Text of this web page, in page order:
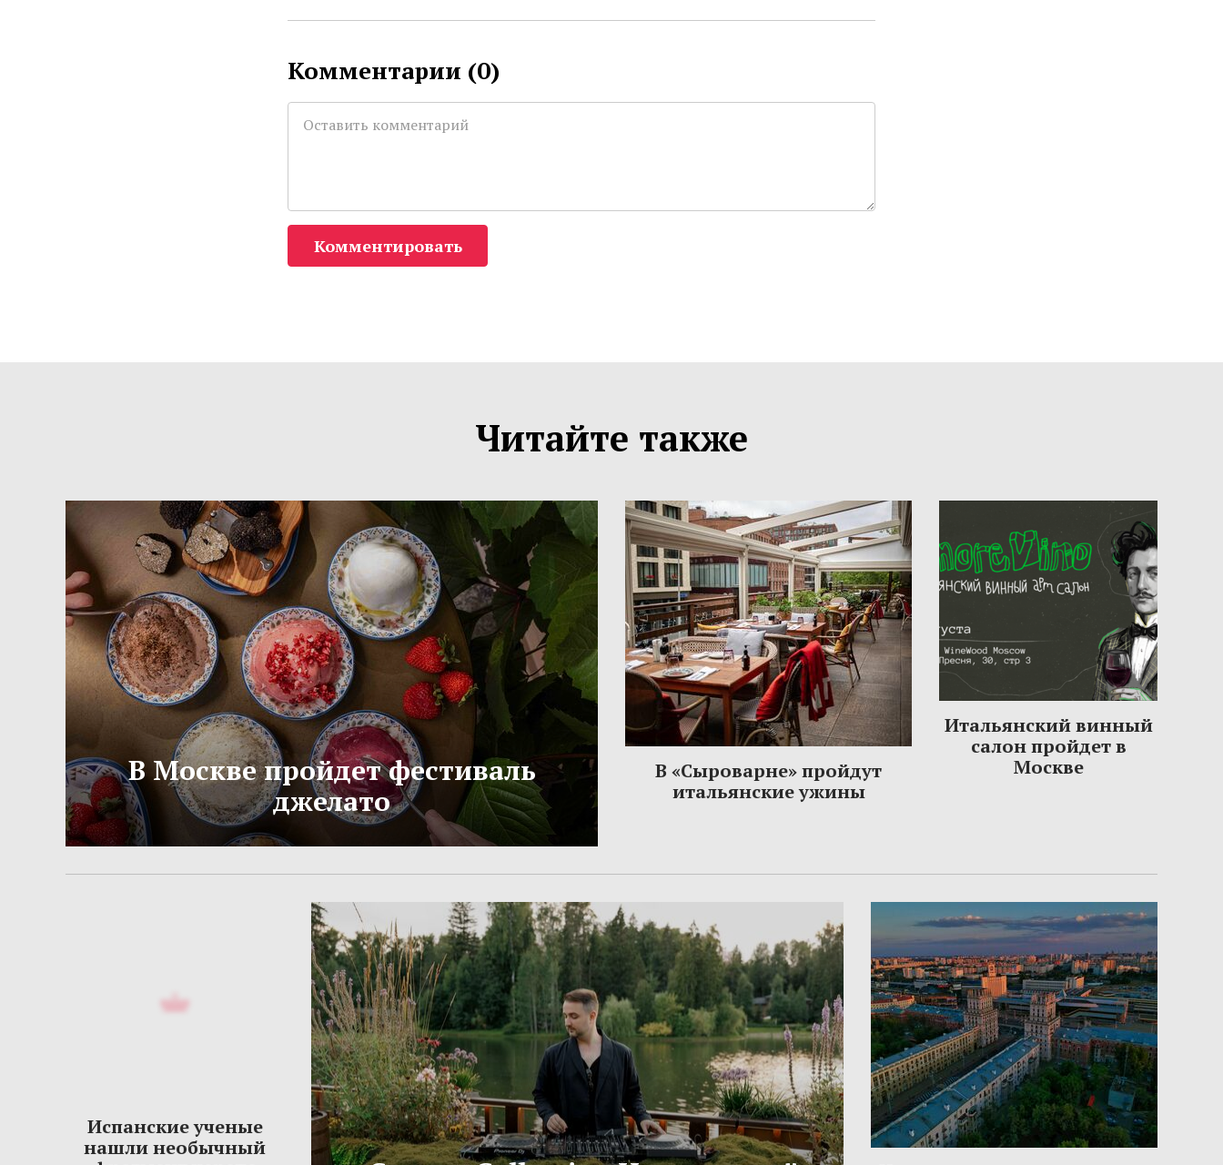
Комментарии (0)
Комментировать
Читайте также
В Москве пройдет фестиваль
джелато
В «Сыроварне» пройдут
итальянские ужины
Итальянский винный
салон пройдет в
Москве
Испанские ученые
нашли необычный